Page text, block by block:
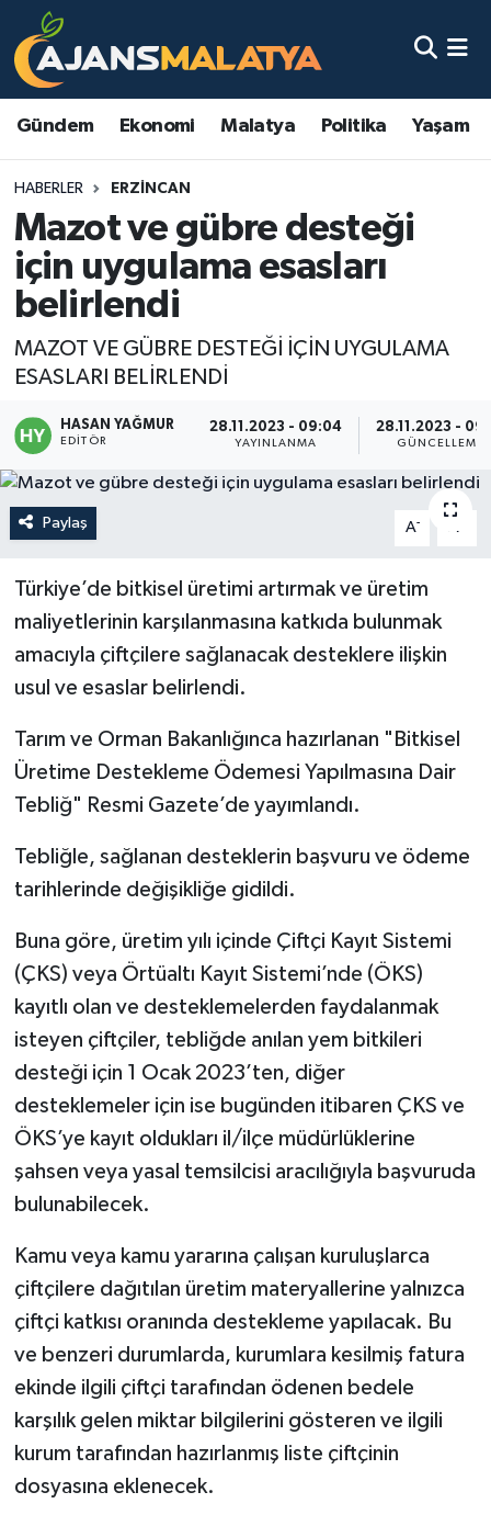
Gündem Ekonomi Malatya Politika Yaşam
HABERLER ERZINCAN
Mazot ve gübre desteği
için uygulama esasları
belirlendi
MAZOT VE GÜBRE DESTEĞİ İÇİN UYGULAMA
ESASLARI BELİRLENDİ
HASAN YAĞMUR
EDITÖR
28.11.2023 - 09:04
YAYINLANMA
28.11.2023 -
GÜNCELLEME
Paylaş A- A
Türkiye’de bitkisel üretimi artırmak ve üretim
maliyetlerinin karşılanmasına katkıda bulunmak
amacıyla çiftçilere sağlanacak desteklere ilişkin
usul ve esaslar belirlendi.
Tarım ve Orman Bakanlığınca hazırlanan "Bitkisel
Üretime Destekleme Ödemesi Yapılmasına Dair
Tebliğ" Resmi Gazete’de yayımlandı.
Tebliğle, sağlanan desteklerin başvuru ve ödeme
tarihlerinde değişikliğe gidildi.
Buna göre, üretim yılı içinde Çiftçi Kayıt Sistemi
(ÇKS) veya Örtüaltı Kayıt Sistemi’nde (ÖKS)
kayıtlı olan ve desteklemelerden faydalanmak
isteyen çiftçiler, tebliğde anılan yem bitkileri
desteği için 1 Ocak 2023’ten, diğer
desteklemeler için ise bugünden itibaren ÇKS ve
ÖKS’ye kayıt oldukları il/ilçe müdürlüklerine
şahsen veya yasal temsilcisi aracılığıyla başvuruda
bulunabilecek.
Kamu veya kamu yararına çalışan kuruluşlarca
çiftçilere dağıtılan üretim materyallerine yalnızca
çiftçi katkısı oranında destekleme yapılacak. Bu
ve benzeri durumlarda, kurumlara kesilmiş fatura
ekinde ilgili çiftçi tarafından ödenen bedele
karşılık gelen miktar bilgilerini gösteren ve ilgili
kurum tarafından hazırlanmış liste çiftçinin
dosyasına eklenecek.
Asayiş
Eğitim
Gündem
Kültür & Sanat
Magazin
Politika
Sağlık
Spor
Teknoloji
Malatya Nöbetçi Eczaneler
Malatya Namaz Vakitleri
Malatya Trafik Yoğunluk Haritası
TFF 3.Lig 2.Grup Puan Durumu ve Fikstür
Tüm Manşetler
Son Dakika Haberleri
Haber Arşivi